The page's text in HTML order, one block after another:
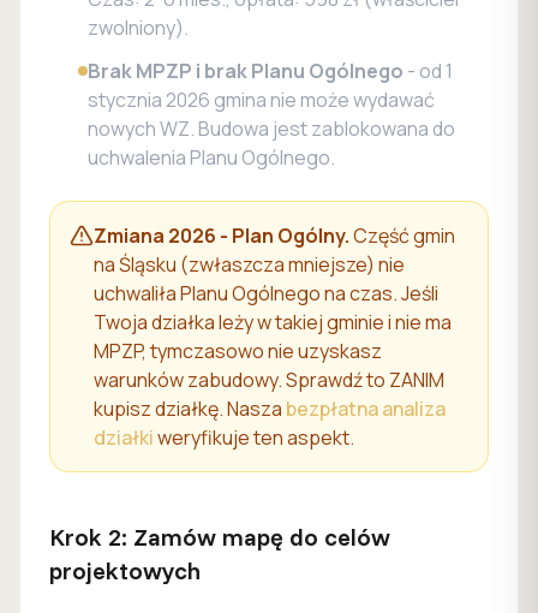
zwolniony).
Brak MPZP i brak Planu Ogólnego - od 1
stycznia 2026 gmina nie może wydawać
nowych WZ. Budowa jest zablokowana do
uchwalenia Planu Ogólnego.
Zmiana 2026 - Plan Ogólny.Część gmin
na Śląsku (zwłaszcza mniejsze) nie
uchwaliła Planu Ogólnego na czas. Jeśli
Twoja działka leży w takiej gminie i nie ma
MPZP, tymczasowo nie uzyskasz
warunków zabudowy. Sprawdź to ZANIM
kupisz działkę. Nasza bezpłatna analiza
działkiweryfikuje ten aspekt.
Krok 2: Zamów mapę do celów
projektowych